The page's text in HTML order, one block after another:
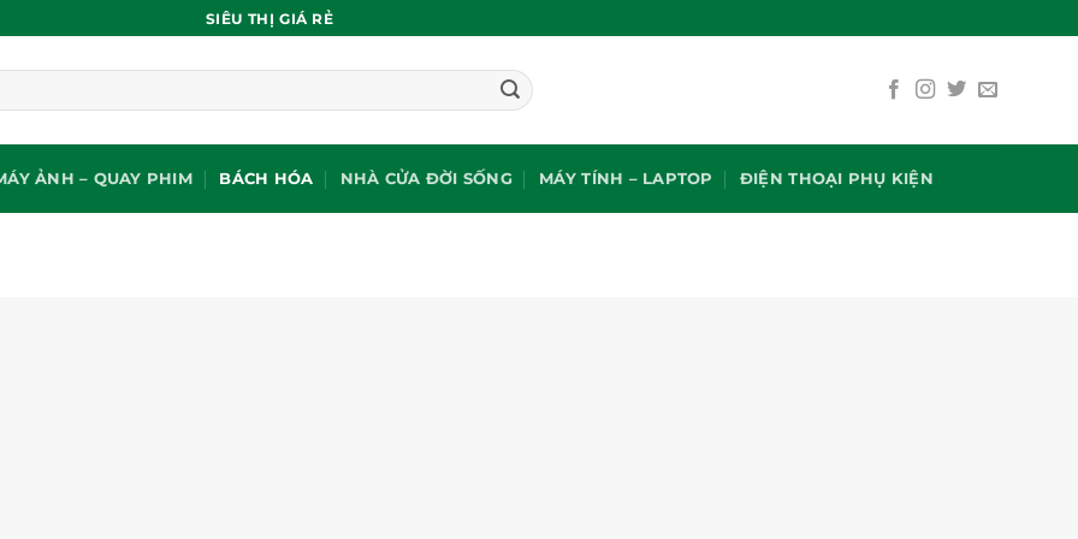
SIÊU THỊ GIÁ RẺ
ẢNH – QUAY PHIM BÁCH HÓA NHÀ CỬA ĐỜI SỐNG MÁY TÍNH – LAPTOP ĐIỆN THOẠI PHỤ KIỆN